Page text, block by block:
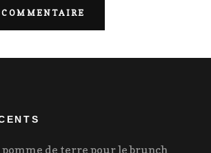
pomme de terre pour le brunch